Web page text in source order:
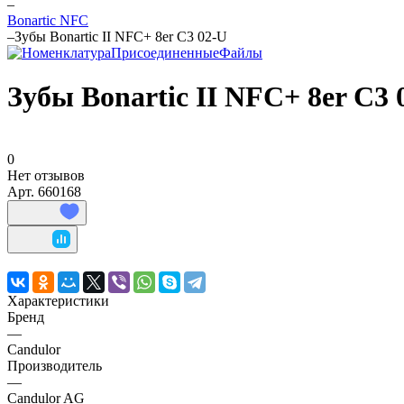
–
Bonartic NFC
–Зубы Bonartic II NFC+ 8er C3 02-U
Зубы Bonartic II NFC+ 8er C3
0
Нет отзывов
Арт. 660168
Характеристики
Бренд
—
Candulor
Производитель
—
Candulor AG